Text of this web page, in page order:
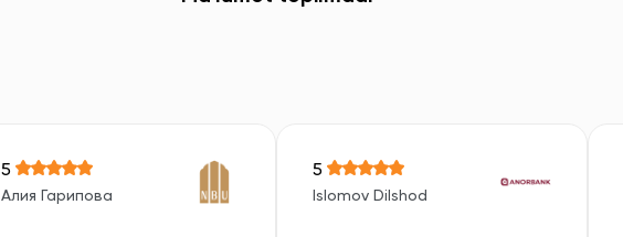
5
Алия Гарипова
5
Islomov Dilshod